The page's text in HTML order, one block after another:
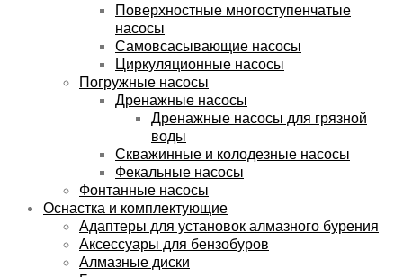
Поверхностные многоступенчатые
насосы
Самовсасывающие насосы
Циркуляционные насосы
Погружные насосы
Дренажные насосы
Дренажные насосы для грязной
воды
Скважинные и колодезные насосы
Фекальные насосы
Фонтанные насосы
Оснастка и комплектующие
Адаптеры для установок алмазного бурения
Аксессуары для бензобуров
Алмазные диски